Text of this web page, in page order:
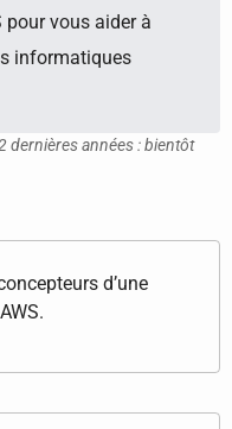
pour vous aider à
informatiques
dernières années : bientôt
d’une